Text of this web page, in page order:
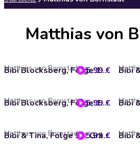
Matthias von
Bibi Blocksberg, Folge 140: Alles voll verhext
Matthias von Bornstädt 5,99 €
Bibi Blocksberg, Folge 139: Chaos am Flughafen
Matthias von Bornstädt 5,99 €
Bibi & Tina, Folge 94: Graf für einen Tag
Matthias von Bornstädt 5,99 €